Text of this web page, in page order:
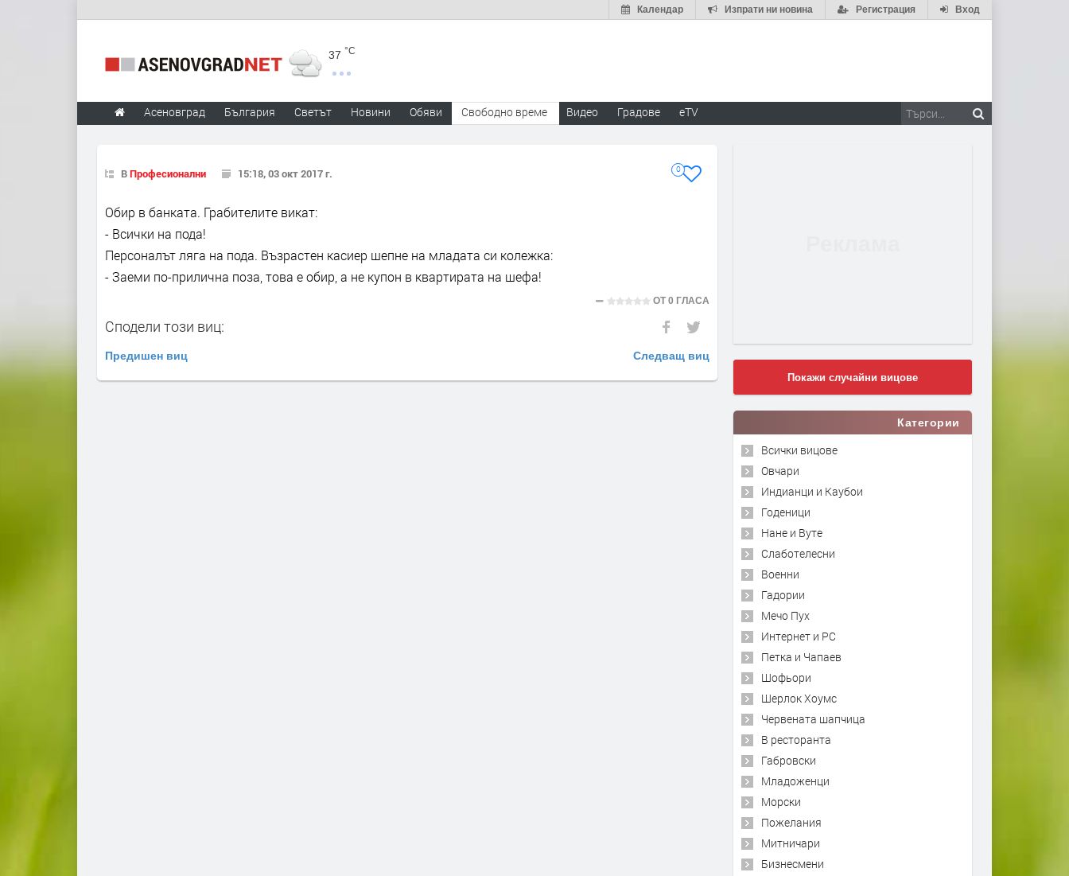
Вход
Регистрация
Изпрати ни новина
Календар
37 °C
Асеновград България Светът Новини Обяви Свободно време Видео Градове eTV
ВПрофесионални 15:18, 03 окт 2017 г. 0
Обир в банката. Грабителите викат:
- Всички на пода!
Персоналът ляга на пода. Възрастен касиер шепне на младата си колежка:
- Заеми по-прилична поза, това е обир, а не купон в квартирата на шефа!
ОТ0 ГЛАСА
Сподели този виц:
Предишен виц Следващ виц
Покажи случайни вицове
Категории
Всички вицове
Овчари
Индианци и Каубои
Годеници
Нане и Вуте
Слаботелесни
Военни
Гадории
Мечо Пух
Интернет и PC
Петка и Чапаев
Шофьори
Шерлок Хоумс
Червената шапчица
В ресторанта
Габровски
Младоженци
Морски
Пожелания
Митничари
Бизнесмени